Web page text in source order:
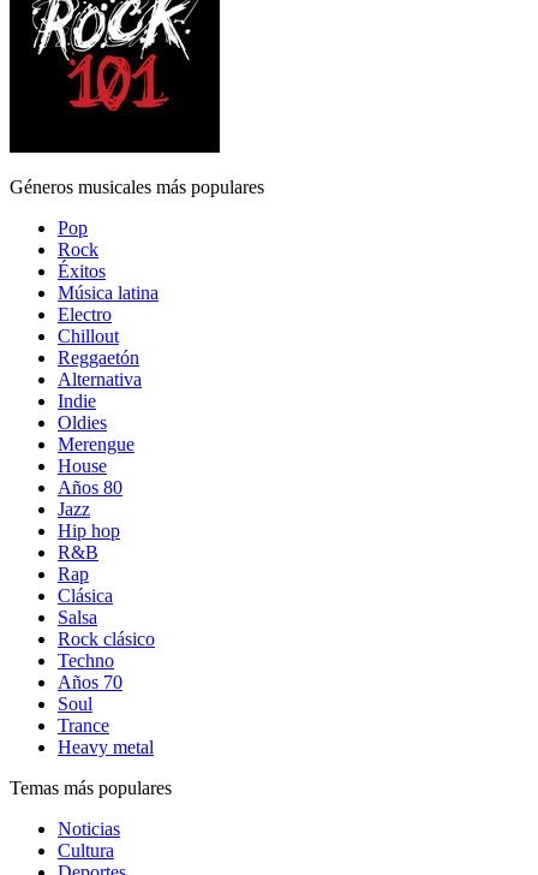
Géneros musicales más populares
Pop
Rock
Éxitos
Música latina
Electro
Chillout
Reggaetón
Alternativa
Indie
Oldies
Merengue
House
Años 80
Jazz
Hip hop
R&B
Rap
Clásica
Salsa
Rock clásico
Techno
Años 70
Soul
Trance
Heavy metal
Temas más populares
Noticias
Cultura